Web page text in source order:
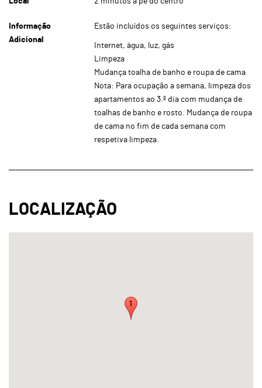
Informação
Adicional
Estão incluídos os seguintes serviços:
Internet, água, luz, gás
Limpeza
Mudança toalha de banho e roupa de cama
Nota: Para ocupação a semana, limpeza dos
apartamentos ao 3.º dia com mudança de
toalhas de banho e rosto. Mudança de roupa
de cama no fim de cada semana com
respetiva limpeza.